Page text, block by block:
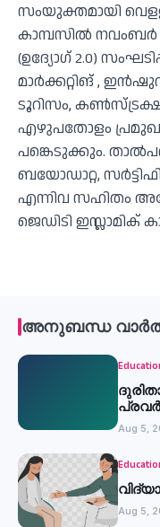
സംയുക്തമായി
കാമ്പസിൽ നവംബർ
(ഉദ്യോഗ് 2.0)
മാർക്കറ്റിങ് ,
ടൂറിസം,
എഴുപതോളം പ്രമുഖ
പങ്കെടുക്കും.
ബയോഡാറ്റ,
എന്നിവ സഹിതം
ജെഡിടി ഇസ്ലാമിക്
അനുബന്ധ
Aug 5,
Aug 5,